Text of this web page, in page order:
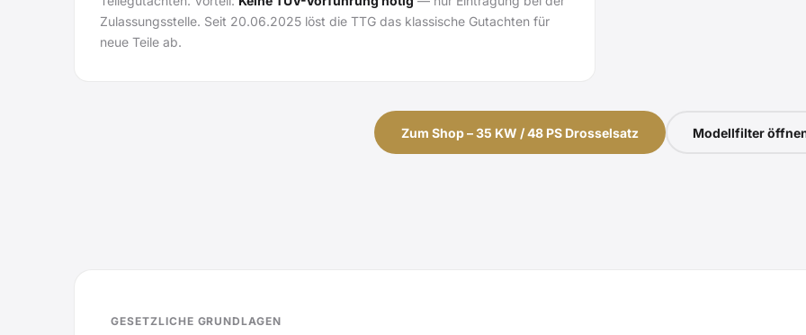
Zulassungsstelle. Seit 20.06.2025 löst die TTG das klassische Gutachten für
neue Teile ab.
Zum Shop – 35 KW / 48 PS Drosselsatz Modellfilter
GESETZLICHE GRUNDLAGEN